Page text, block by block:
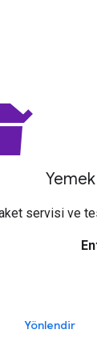
servisi ve
Yönlendir